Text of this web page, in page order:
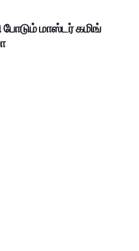
போடும் மாஸ்டர் கமிங்